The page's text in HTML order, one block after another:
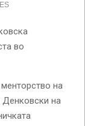
во
на
Денковски на